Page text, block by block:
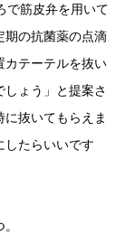
筋皮弁を用いて
期の抗菌薬の点滴
カテーテルを抜い
ょう」と提案さ
抜いてもらえま
したらいいです